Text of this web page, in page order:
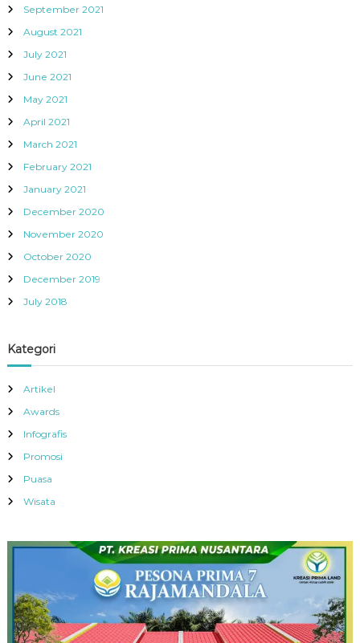
September 2021
August 2021
July 2021
June 2021
May 2021
April 2021
March 2021
February 2021
January 2021
December 2020
November 2020
October 2020
December 2019
July 2018
Kategori
Artikel
Awards
Infografis
Promosi
Puasa
Wisata